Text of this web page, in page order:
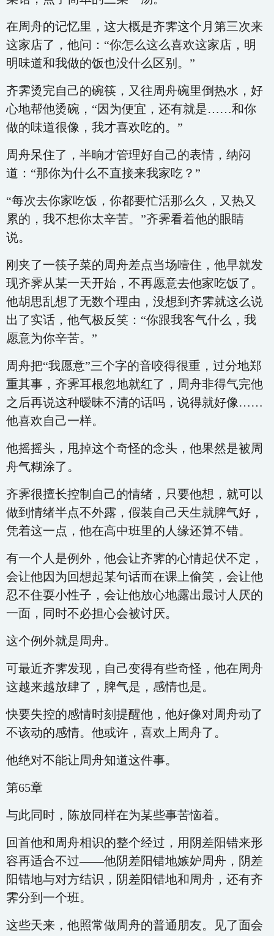
在周舟的记忆里，这大概是齐霁这个月第三次来
这家店了，他问：“你怎么这么喜欢这家店，明
明味道和我做的饭也没什么区别。”
齐霁烫完自己的碗筷，又往周舟碗里倒热水，好
心地帮他烫碗，“因为便宜，还有就是……和你
做的味道很像，我才喜欢吃的。”
周舟呆住了，半晌才管理好自己的表情，纳闷
道：“那你为什么不直接来我家吃？”
“每次去你家吃饭，你都要忙活那么久，又热又
累的，我不想你太辛苦。”齐霁看着他的眼睛
说。
刚夹了一筷子菜的周舟差点当场噎住，他早就发
现齐霁从某一天开始，不再愿意去他家吃饭了。
他胡思乱想了无数个理由，没想到齐霁就这么说
出了实话，他气极反笑：“你跟我客气什么，我
愿意为你辛苦。”
周舟把“我愿意”三个字的音咬得很重，过分地郑
重其事，齐霁耳根忽地就红了，周舟非得气完他
之后再说这种暧昧不清的话吗，说得就好像……
他喜欢自己一样。
他摇摇头，甩掉这个奇怪的念头，他果然是被周
舟气糊涂了。
齐霁很擅长控制自己的情绪，只要他想，就可以
做到情绪半点不外露，假装自己天生就脾气好，
凭着这一点，他在高中班里的人缘还算不错。
有一个人是例外，他会让齐霁的心情起伏不定，
会让他因为回想起某句话而在课上偷笑，会让他
忍不住耍小性子，会让他放心地露出最讨人厌的
一面，同时不必担心会被讨厌。
这个例外就是周舟。
可最近齐霁发现，自己变得有些奇怪，他在周舟
这越来越放肆了，脾气是，感情也是。
快要失控的感情时刻提醒他，他好像对周舟动了
不该动的感情。他或许，喜欢上周舟了。
他绝对不能让周舟知道这件事。
第65章
与此同时，陈放同样在为某些事苦恼着。
回首他和周舟相识的整个经过，用阴差阳错来形
容再适合不过——他阴差阳错地嫉妒周舟，阴差
阳错地与对方结识，阴差阳错地和周舟，还有齐
霁分到一个班。
这些天来，他照常做周舟的普通朋友。见了面会